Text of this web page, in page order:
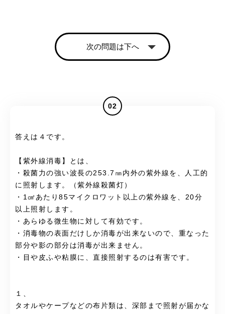
次の問題は下へ
02
答えは４です。
【紫外線消毒】とは、
・殺菌力の強い波長の253.7㎚内外の紫外線を、人工的
に照射します。（紫外線殺菌灯）
・1㎤あたり85マイクロワット以上の紫外線を、20分
以上照射します。
・あらゆる微生物に対して有効です。
・消毒物の表面だけしか消毒が出来ないので、重なった
部分や影の部分は消毒が出来ません。
・目や皮ふや粘膜に、直接照射するのは有害です。
１、
タオルやケープなどの布片類は、深部まで照射が届かな